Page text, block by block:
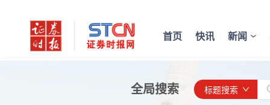
首页 快讯 新闻
全局搜索
标题搜索